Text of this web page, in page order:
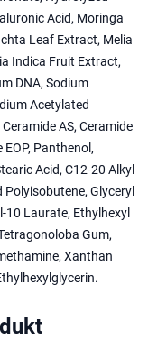
Acid, Moringa
Leaf Extract, Melia
Indica Fruit Extract,
DNA, Sodium
Acetylated
AS, Ceramide
Panthenol,
Acid, C12-20 Alkyl
Glyceryl
Laurate, Ethylhexyl
Gum,
Xanthan